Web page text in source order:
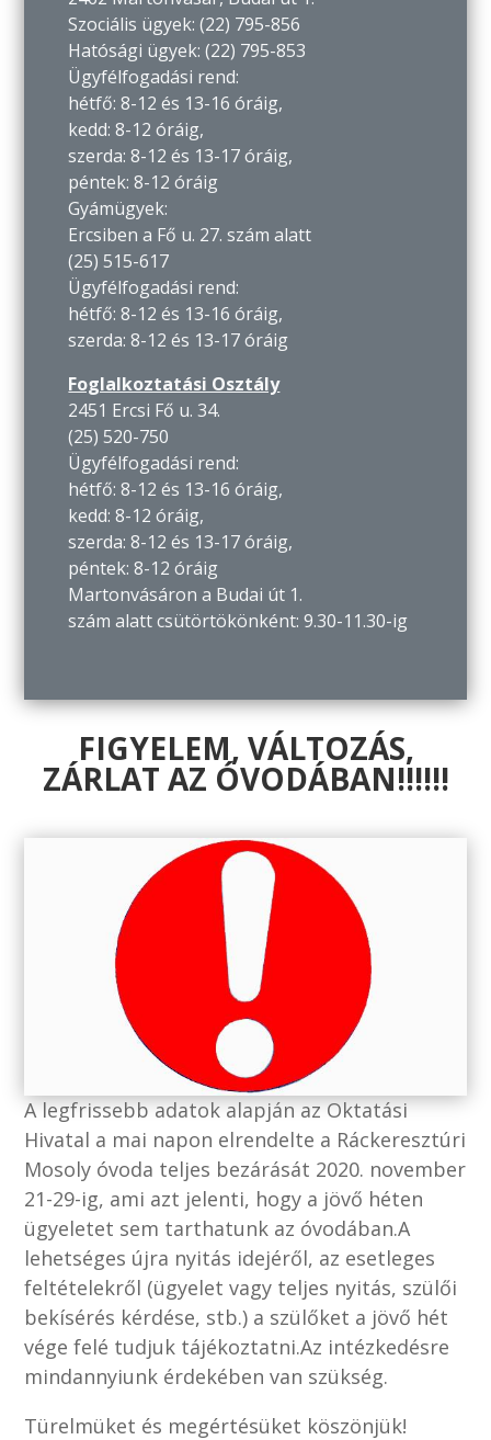
Szociális ügyek: (22) 795-856
Hatósági ügyek: (22) 795-853
Ügyfélfogadási rend:
hétfő: 8-12 és 13-16 óráig,
kedd: 8-12 óráig,
szerda: 8-12 és 13-17 óráig,
péntek: 8-12 óráig
Gyámügyek:
Ercsiben a Fő u. 27. szám alatt
(25) 515-617
Ügyfélfogadási rend:
hétfő: 8-12 és 13-16 óráig,
szerda: 8-12 és 13-17 óráig
Foglalkoztatási Osztály
2451 Ercsi Fő u. 34.
(25) 520-750
Ügyfélfogadási rend:
hétfő: 8-12 és 13-16 óráig,
kedd: 8-12 óráig,
szerda: 8-12 és 13-17 óráig,
péntek: 8-12 óráig
Martonvásáron a Budai út 1.
szám alatt csütörtökönként: 9.30-11.30-ig
FIGYELEM, VÁLTOZÁS,
ZÁRLAT AZ ÓVODÁBAN!!!!!!
A legfrissebb adatok alapján az Oktatási
Hivatal a mai napon elrendelte a Ráckeresztúri
Mosoly óvoda teljes bezárását 2020. november
21-29-ig, ami azt jelenti, hogy a jövő héten
ügyeletet sem tarthatunk az óvodában.A
lehetséges újra nyitás idejéről, az esetleges
feltételekről (ügyelet vagy teljes nyitás, szülői
bekísérés kérdése, stb.) a szülőket a jövő hét
vége felé tudjuk tájékoztatni.Az intézkedésre
mindannyiunk érdekében van szükség.
Türelmüket és megértésüket köszönjük!